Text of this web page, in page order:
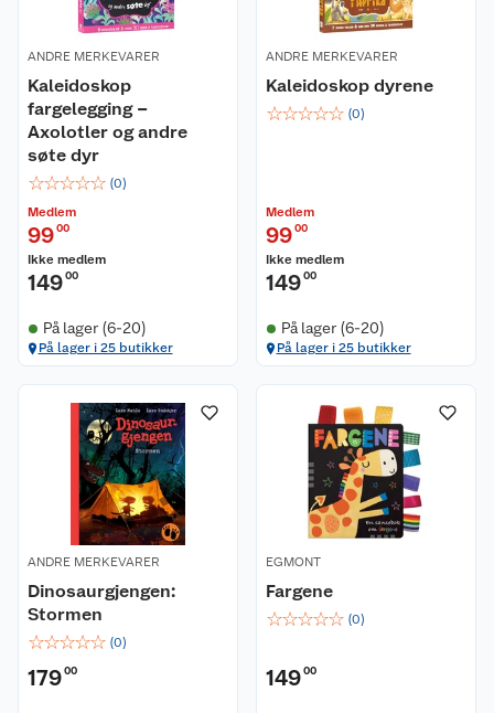
ANDRE MERKEVARER
Kaleidoskop
fargelegging –
Axolotler og andre
søte dyr
☆☆☆☆☆ (0)
Medlem
9900
Ikke medlem
14900
På lager (6-20)
På lager i 25 butikker
ANDRE MERKEVARER
Kaleidoskop dyrene
☆☆☆☆☆ (0)
Medlem
9900
Ikke medlem
14900
På lager (6-20)
På lager i 25 butikker
ANDRE MERKEVARER
Dinosaurgjengen:
Stormen
☆☆☆☆☆ (0)
17900
EGMONT
Fargene
☆☆☆☆☆ (0)
14900